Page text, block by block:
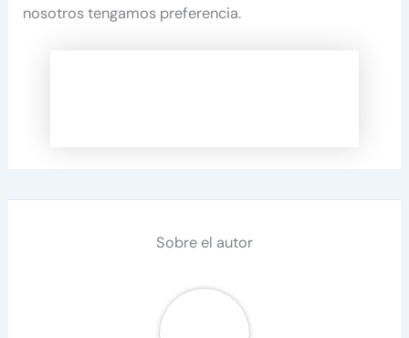
nosotros tengamos preferencia.
Sobre el autor